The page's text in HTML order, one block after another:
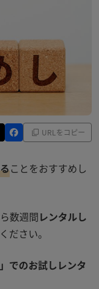
URLをコピー
ことをおすすめし
数週間レンタルし
ださい。
」でのお試しレンタ